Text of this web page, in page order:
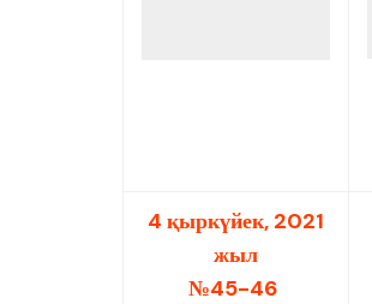
4 қыркүйек, 2021
жыл
№45-46